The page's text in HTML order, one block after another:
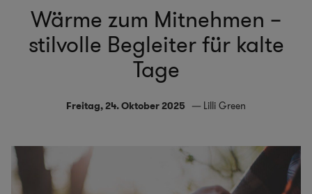
Wärme zum Mitnehmen –
stilvolle Begleiter für kalte
Tage
Freitag, 24. Oktober 2025 Lilli Green